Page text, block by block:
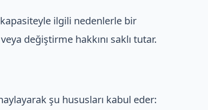
ilgili nedenlerle bir
değiştirme hakkını saklı tutar.
şu hususları kabul eder: